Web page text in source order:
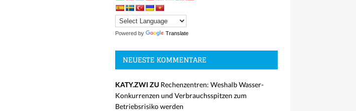
Powered by Translate
NEUESTE KOMMENTARE
KATY.ZWI ZU Rechenzentren: Weshalb Wasser-
Konkurrenzen und Verbrauchsspitzen zum
Betriebsrisiko werden